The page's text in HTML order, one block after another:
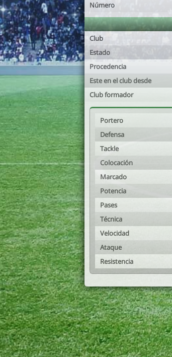
Número
Club
Estado
Procedencia
Este en el club desde
Club formador
Portero
Defensa
Tackle
Colocación
Marcado
Potencia
Pases
Técnica
Velocidad
Ataque
Resistencia